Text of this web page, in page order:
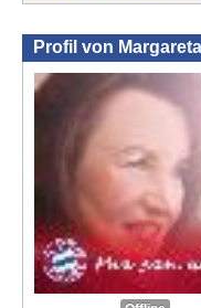
Profil von Margareta